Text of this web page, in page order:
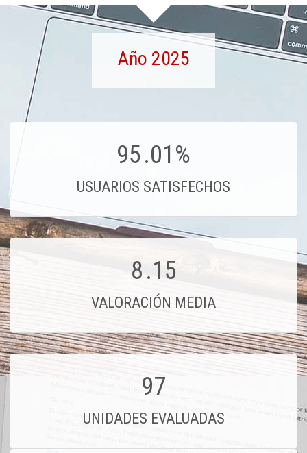
Año 2025
95.01%
USUARIOS SATISFECHOS
8.15
VALORACIÓN MEDIA
97
UNIDADES EVALUADAS